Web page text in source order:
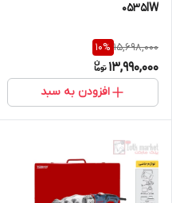
0535IW
15,698,000
10%
13,990,000
افزودن به سبد